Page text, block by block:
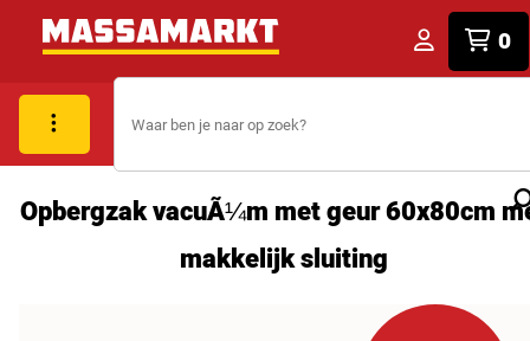
0
Opbergzak vacuÃ¼m met geur 60x80cm
makkelijk sluiting